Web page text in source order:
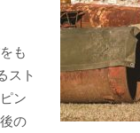
も
スト
ン
の